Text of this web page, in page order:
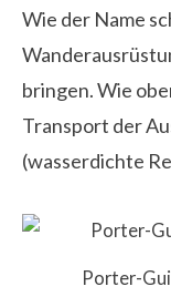
Wie der Name
bringen. Wie
Transport der
(wasserdichte
Porter-